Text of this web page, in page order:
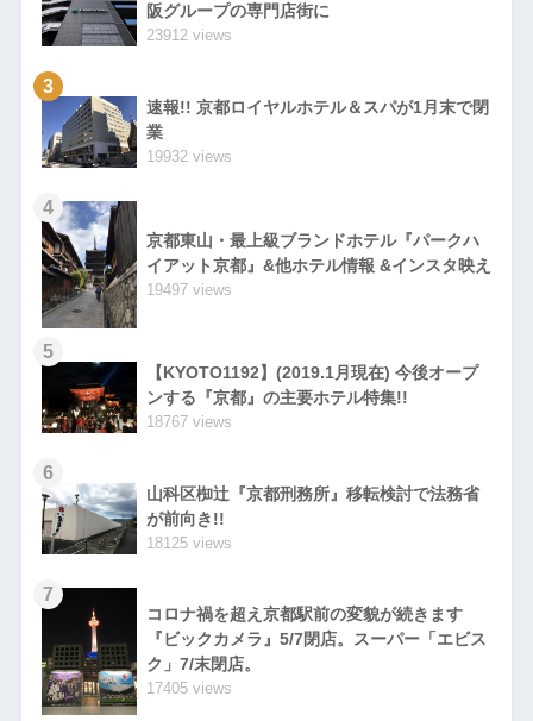
阪グループの専門店街に
23912 views
3
速報!! 京都ロイヤルホテル＆スパが1月末で閉
業
19932 views
4
京都東山・最上級ブランドホテル『パークハ
イアット京都』&他ホテル情報 &インスタ映え
19497 views
5
【KYOTO1192】(2019.1月現在) 今後オープ
ンする『京都』の主要ホテル特集!!
18767 views
6
山科区椥辻『京都刑務所』移転検討で法務省
が前向き!!
18125 views
7
コロナ禍を超え京都駅前の変貌が続きます
『ビックカメラ』5/7閉店。スーパー「エビス
ク」7/末閉店。
17405 views